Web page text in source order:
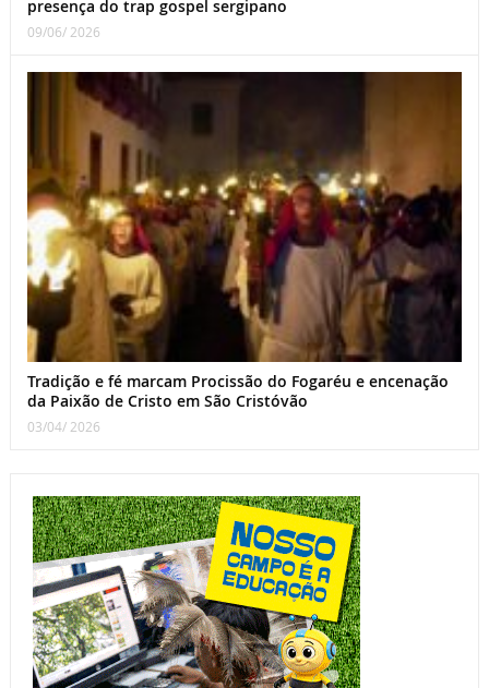
presença do trap gospel sergipano
09/06/ 2026
Tradição e fé marcam Procissão do Fogaréu e encenação
da Paixão de Cristo em São Cristóvão
03/04/ 2026